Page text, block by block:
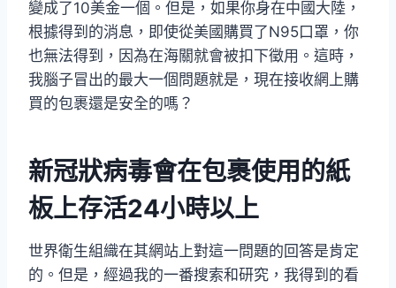
變成了10美金一個。但是，如果你身在中國大陸，
根據得到的消息，即使從美國購買了N95口罩，你
也無法得到，因為在海關就會被扣下徵用。這時，
我腦子冒出的最大一個問題就是，現在接收網上購
買的包裹還是安全的嗎？
新冠狀病毒會在包裹使用的紙
板上存活24小時以上
世界衛生組織在其網站上對這一問題的回答是肯定
的。但是，經過我的一番搜索和研究，我得到的看